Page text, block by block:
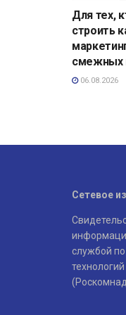
Для тех,
строить
смежных
06.08.2026
Сетевое
службой